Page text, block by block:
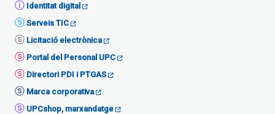
Identitat digital
Serveis TIC
Licitació electrònica
Portal del Personal UPC
Directori PDI i PTGAS
Marca corporativa
UPCshop, marxandatge